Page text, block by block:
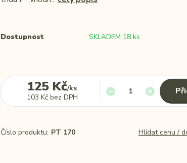
Dostupnost SKLADEM 18 ks
125 Kč/ks
103 Kč bez DPH
Číslo produktu: PT 170 Hlídat cenu /